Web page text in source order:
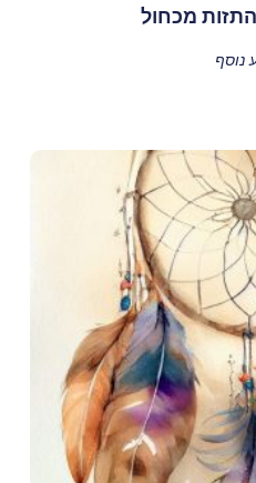
מכחול
נוסף